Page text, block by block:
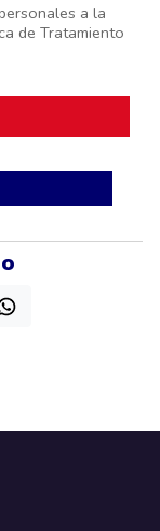
a la
de Tratamiento